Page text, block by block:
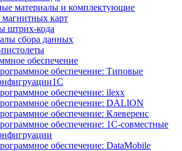
материалы и комплектующие
карт
штрих-кода
сбора данных
обеспечение
обеспечение: Типовые
обеспечение: ilexx
обеспечение: DALION
обеспечение: Клеверенс
обеспечение: 1С-совместные
обеспечение: DataMobile